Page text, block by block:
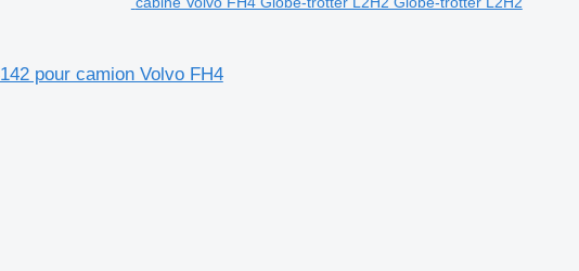
pour camion Volvo FH4